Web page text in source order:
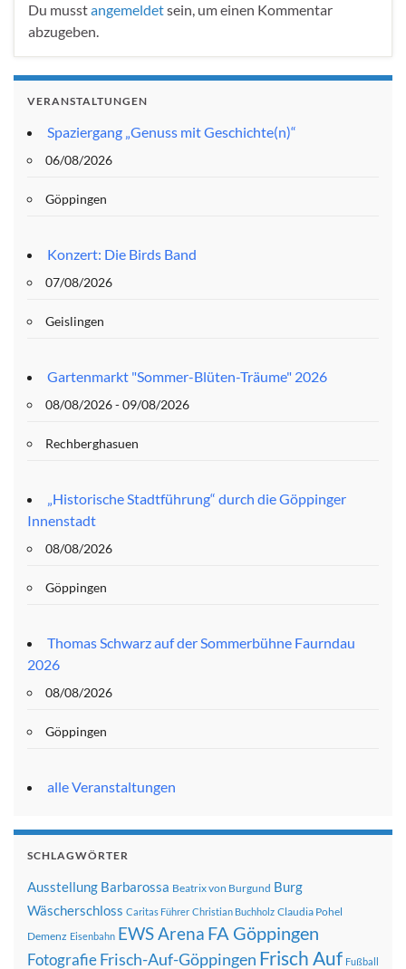
Du musstangemeldetsein, um einen Kommentar
abzugeben.
VERANSTALTUNGEN
Spaziergang „Genuss mit Geschichte(n)“
06/08/2026
Göppingen
Konzert: Die Birds Band
07/08/2026
Geislingen
Gartenmarkt "Sommer-Blüten-Träume" 2026
08/08/2026 - 09/08/2026
Rechberghasuen
„Historische Stadtführung“ durch die Göppinger
Innenstadt
08/08/2026
Göppingen
Thomas Schwarz auf der Sommerbühne Faurndau
2026
08/08/2026
Göppingen
alle Veranstaltungen
SCHLAGWÖRTER
Ausstellung Barbarossa Beatrix von Burgund Burg
Wäscherschloss Caritas Führer Christian Buchholz Claudia Pohel
Demenz Eisenbahn EWS Arena FA Göppingen
FotografieFrisch-Auf-Göppingen Frisch Auf Fußball